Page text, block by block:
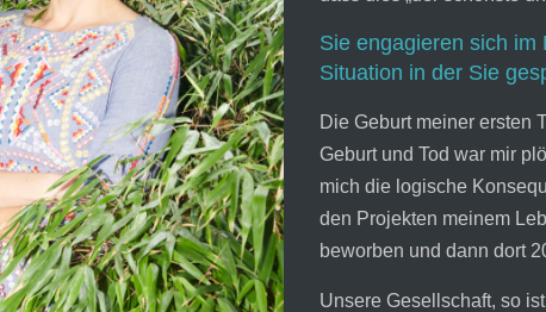
Sie engagieren sich
Situation in der Sie
Die Geburt meiner ersten
Geburt und Tod war mir
mich die logische
den Projekten meinem
beworben und dann dort
Unsere Gesellschaft, so